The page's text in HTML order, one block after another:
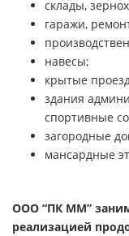
склады,
гаражи,
навесы;
крытые
здания
спортивные
загородные
мансардные
ООО “ПК ММ”
реализацией